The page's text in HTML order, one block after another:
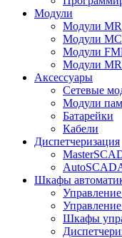
Модули
Модули MR
Модули MC
Модули
Модули
Аксеcсуары
Сетевые
Модули
Батарейки
Кабели
Диспетчеризация
Шкафы
Шкафы